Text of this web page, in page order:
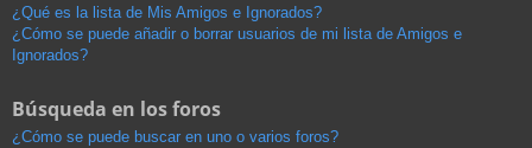
¿Qué es la lista de Mis Amigos e Ignorados?
¿Cómo se puede añadir o borrar usuarios de mi lista de Amigos e
Ignorados?
Búsqueda en los foros
¿Cómo se puede buscar en uno o varios foros?